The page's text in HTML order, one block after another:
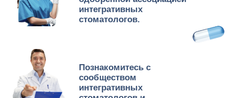
то вамнужно
новому
- мы в ответе за маленьких
пациентов и мы растим здоровое
будущее